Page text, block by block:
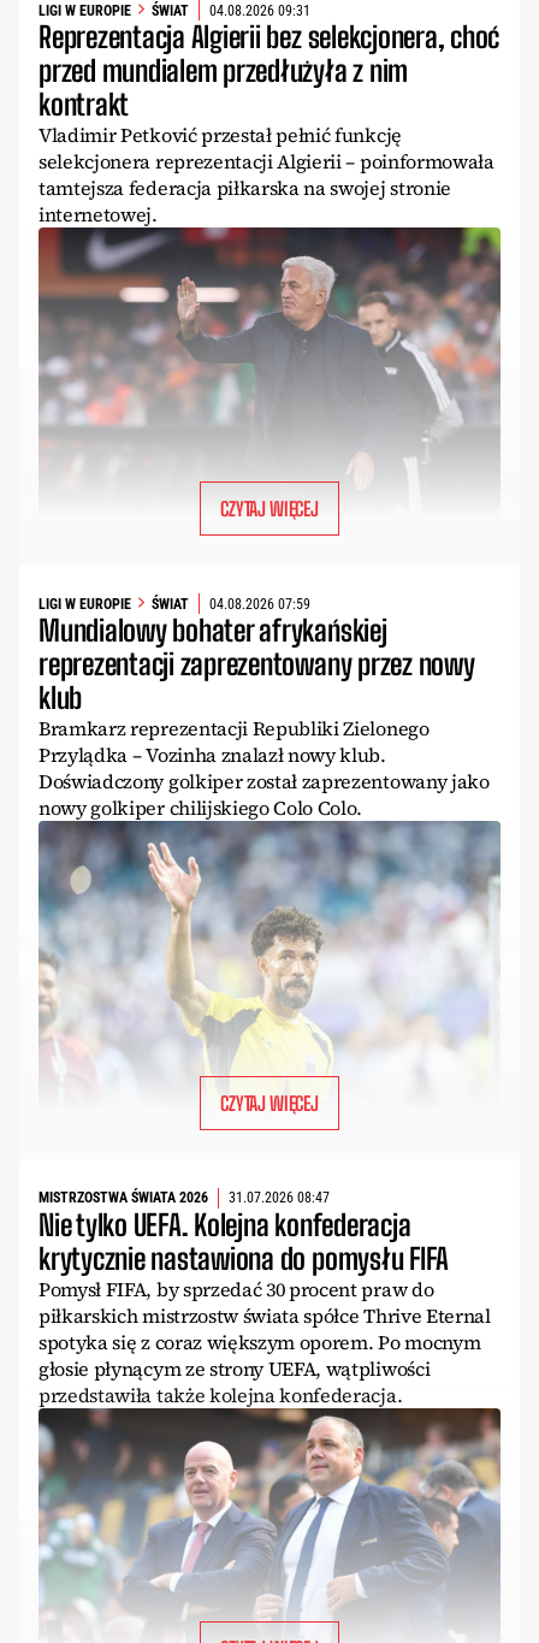
LIGI W EUROPIE ŚWIAT 04.08.2026 09:31
Reprezentacja Algierii bez selekcjonera, choć
przed mundialem przedłużyła z nim
kontrakt
Vladimir Petković przestał pełnić funkcję
selekcjonera reprezentacji Algierii – poinformowała
tamtejsza federacja piłkarska na swojej stronie
internetowej.
CZYTAJ WIĘCEJ
LIGI W EUROPIE ŚWIAT 04.08.2026 07:59
Mundialowy bohater afrykańskiej
reprezentacji zaprezentowany przez nowy
klub
Bramkarz reprezentacji Republiki Zielonego
Przylądka – Vozinha znalazł nowy klub.
Doświadczony golkiper został zaprezentowany jako
nowy golkiper chilijskiego Colo Colo.
CZYTAJ WIĘCEJ
MISTRZOSTWA ŚWIATA 2026 31.07.2026 08:47
Nie tylko UEFA. Kolejna konfederacja
krytycznie nastawiona do pomysłu FIFA
Pomysł FIFA, by sprzedać 30 procent praw do
piłkarskich mistrzostw świata spółce Thrive Eternal
spotyka się z coraz większym oporem. Po mocnym
głosie płynącym ze strony UEFA, wątpliwości
przedstawiła także kolejna konfederacja.